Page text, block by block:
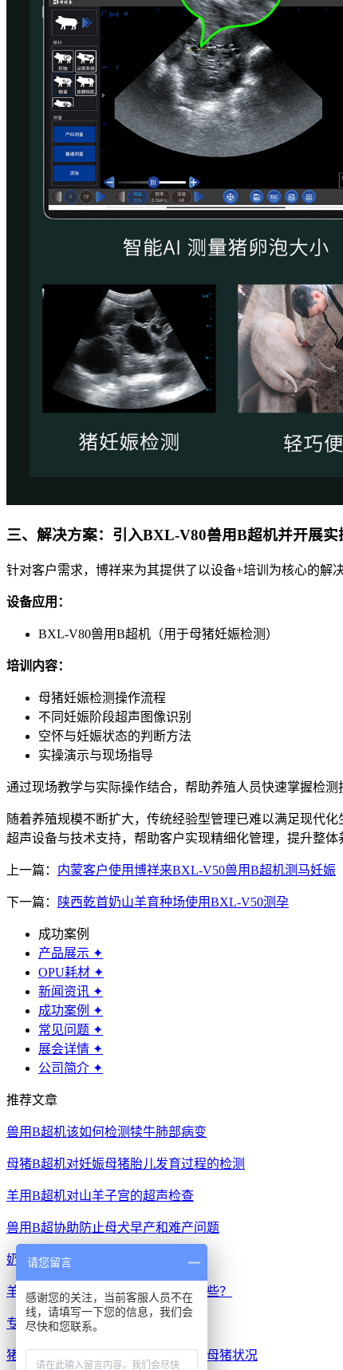
三、解决方案：引入BXL-V80兽用B超机并开展实
针对客户需求，博祥来为其提供了以设备+培训为核心的解决
设备应用：
BXL-V80兽用B超机（用于母猪妊娠检测）
培训内容：
母猪妊娠检测操作流程
不同妊娠阶段超声图像识别
空怀与妊娠状态的判断方法
实操演示与现场指导
通过现场教学与实际操作结合，帮助养殖人员快速掌握检测
随着养殖规模不断扩大，传统经验型管理已难以满足现代
超声设备与技术支持，帮助客户实现精细化管理，提升整体
上一篇： 内蒙客户使用博祥来BXL-V50兽用B超机测马妊娠
下一篇： 陕西乾首奶山羊育种场使用BXL-V50测孕
成功案例
产品展示 ✦
OPU耗材 ✦
新闻资讯 ✦
成功案例 ✦
常见问题 ✦
展会详情 ✦
公司简介 ✦
推荐文章
兽用B超机该如何检测犊牛肺部病变
母猪B超机对妊娠母猪胎儿发育过程的检测
羊用B超机对山羊子宫的超声检查
兽用B超协助防止母犬早产和难产问题
奶牛b超检测时间大概要多久
羊用B超仪告诉你羊的育种方法有哪些？
专业背膘仪的参数是怎样的
猪用B超机测量背膘以代替眼睛判断母猪状况
请您留言
感谢您的关注，当前客服人员不在
线，请填写一下您的信息，我们会
尽快和您联系。